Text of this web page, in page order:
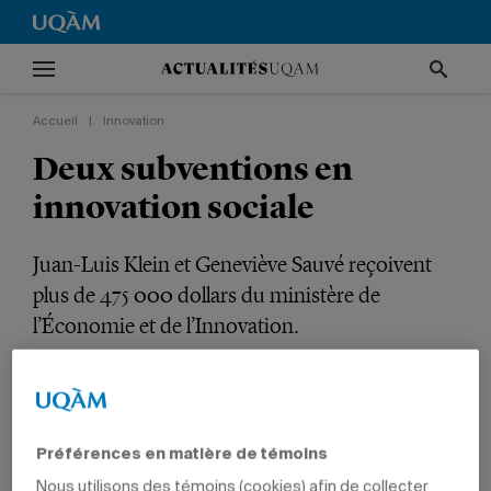
Accueil Innovation
Deux subventions en
innovation sociale
Juan-Luis Klein et Geneviève Sauvé reçoivent
plus de 475 000 dollars du ministère de
l’Économie et de l’Innovation.
SCIENCES HUMAINES
Préférences en matière de témoins
Nous utilisons des témoins (cookies) afin de collecter